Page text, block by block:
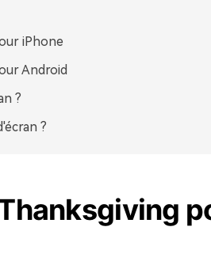
iPhone
Android
?
?